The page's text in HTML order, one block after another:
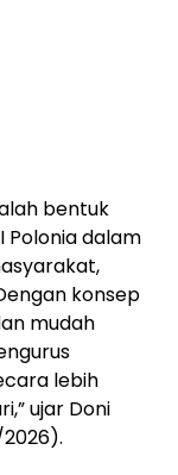
bentuk
Polonia dalam
konsep
mudah
lebih
ujar Doni